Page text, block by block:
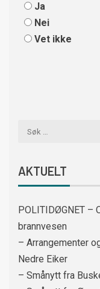
Ja
Nei
Vet ikke
AKTUELT
POLITIDØGNET –
brannvesen
– Arrangementer
Nedre Eiker
– Smånytt fra